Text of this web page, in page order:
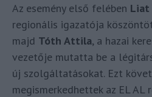
Az esemény első felében Liat
regionális igazatója
majd Tóth Attila, a hazai
vezetője mutatta be a
új szolgáltatásokat. Ezt
megismerkedhettek az EL AL